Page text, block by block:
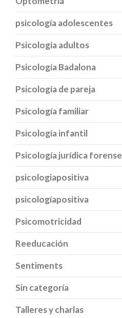
psicología adolescentes
Psicología adultos
Psicología Badalona
Psicología de pareja
Psicología familiar
Psicología infantil
Psicología jurídica forense
psicologiapositiva
psicologíapositiva
Psicomotricidad
Reeducación
Sentiments
Sin categoría
Talleres y charlas